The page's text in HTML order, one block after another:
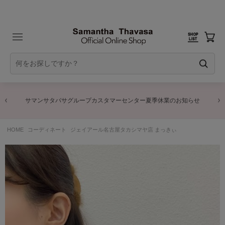
サマンサタバサグループカスタマーセンター夏季休業のお知らせ
HOME コーディネート ジェイアール名古屋タカシマヤ店 まっきぃ